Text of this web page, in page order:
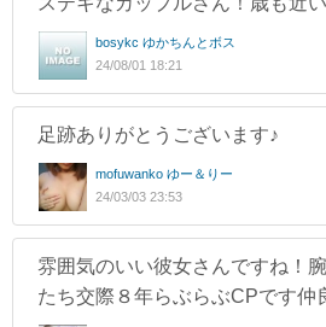
bosykc ゆかちんとボス
24/08/01 18:21
足跡ありがとうございます♪
mofuwanko ゆー＆りー
24/03/03 23:53
雰囲気のいい彼女さんですね！
たち交際８年らぶらぶCPです仲